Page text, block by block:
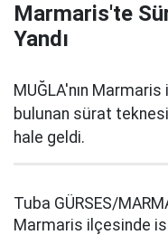
Marmaris'te
Yandı
MUĞLA'nın
bulunan sürat
hale geldi.
Tuba GÜRSES/
Marmaris ilçesinde